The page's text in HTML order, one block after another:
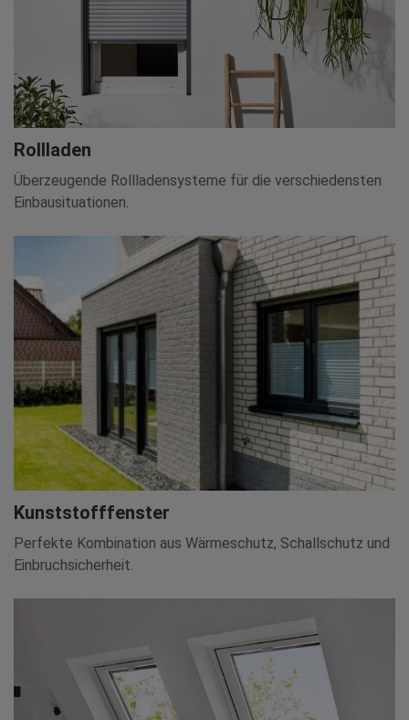
Rollladen
Überzeugende Rollladensysteme für die verschiedensten
Einbausituationen.
Kunststofffenster
Perfekte Kombination aus Wärmeschutz, Schallschutz und
Einbruchsicherheit.